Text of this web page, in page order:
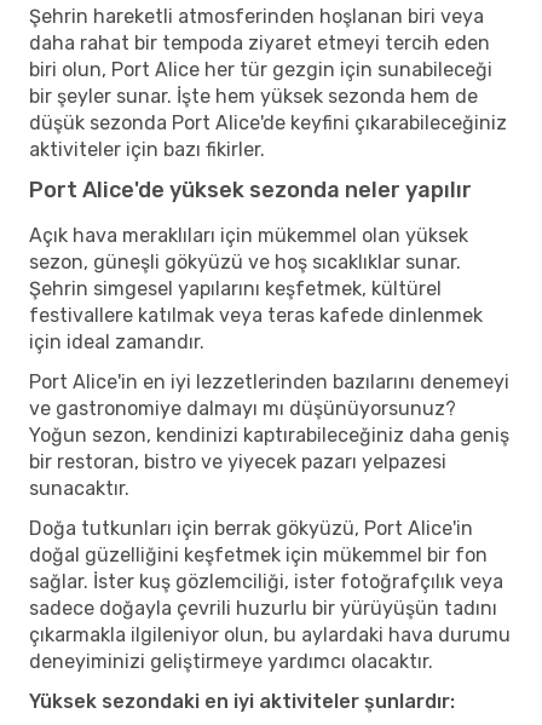
Şehrin hareketli atmosferinden hoşlanan biri veya
daha rahat bir tempoda ziyaret etmeyi tercih eden
biri olun, Port Alice her tür gezgin için sunabileceği
bir şeyler sunar. İşte hem yüksek sezonda hem de
düşük sezonda Port Alice'de keyfini çıkarabileceğiniz
aktiviteler için bazı fikirler.
Port Alice'de yüksek sezonda neler yapılır
Açık hava meraklıları için mükemmel olan yüksek
sezon, güneşli gökyüzü ve hoş sıcaklıklar sunar.
Şehrin simgesel yapılarını keşfetmek, kültürel
festivallere katılmak veya teras kafede dinlenmek
için ideal zamandır.
Port Alice'in en iyi lezzetlerinden bazılarını denemeyi
ve gastronomiye dalmayı mı düşünüyorsunuz?
Yoğun sezon, kendinizi kaptırabileceğiniz daha geniş
bir restoran, bistro ve yiyecek pazarı yelpazesi
sunacaktır.
Doğa tutkunları için berrak gökyüzü, Port Alice'in
doğal güzelliğini keşfetmek için mükemmel bir fon
sağlar. İster kuş gözlemciliği, ister fotoğrafçılık veya
sadece doğayla çevrili huzurlu bir yürüyüşün tadını
çıkarmakla ilgileniyor olun, bu aylardaki hava durumu
deneyiminizi geliştirmeye yardımcı olacaktır.
Yüksek sezondaki en iyi aktiviteler şunlardır: